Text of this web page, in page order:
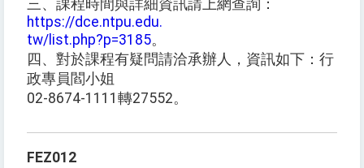
三、課程時間與詳細資訊請上網查詢：
https://dce.ntpu.edu.
tw/list.php?p=3185。
四、對於課程有疑問請洽承辦人，資訊如下：行
政專員閻小姐
02-8674-1111轉27552。
FEZ012